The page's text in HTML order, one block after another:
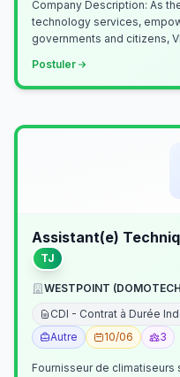
Company Description: As the global leader in trusted
technology services,
governments and citizens,
Postuler
Assistant(e)
TJ
WESTPOINT
CDI - Contrat à Durée
Autre
10/06 3
Fournisseur de climatiseurs